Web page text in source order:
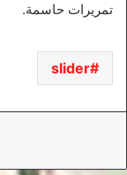
تمريرات حاسمة.
slider